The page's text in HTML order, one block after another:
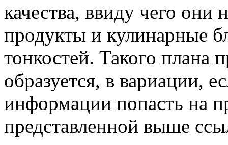
качества, ввиду чего они
продукты и кулинарные
тонкостей. Такого плана
образуется, в вариации,
информации попасть на
представленной выше